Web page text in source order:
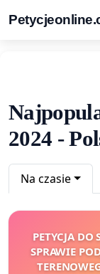
2024 -
Na czasie
PETYCJA DO STAROSTY POWIATU OŁAWSKIEGO W
SPRAWIE